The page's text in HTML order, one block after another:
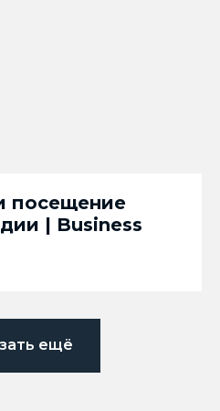
посещение
| Business
ещё